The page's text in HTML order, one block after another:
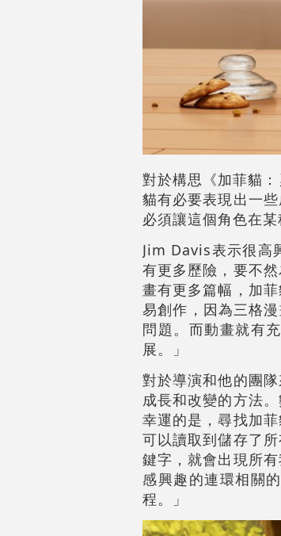
對於構思《加菲貓
貓有必要表現出一
必須讓這個角色在
Jim Davis表示很高
有更多歷險，要不
畫有更多篇幅，加
易創作，因為三格
問題。而動畫就有
展。」
對於導演和他的團
成長和改變的方法
幸運的是，尋找加
可以讀取到儲存了
鍵字，就會出現所
感興趣的連環相關
程。」